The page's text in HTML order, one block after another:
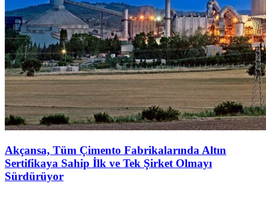
Akçansa, Tüm Çimento Fabrikalarında Altın
Sertifikaya Sahip İlk ve Tek Şirket Olmayı
Sürdürüyor